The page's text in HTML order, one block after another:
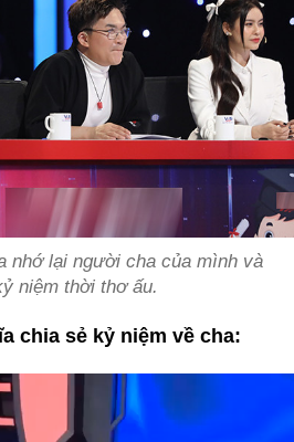
nhớ lại người cha của mình và
niệm thời thơ ấu.
chia sẻ kỷ niệm về cha: